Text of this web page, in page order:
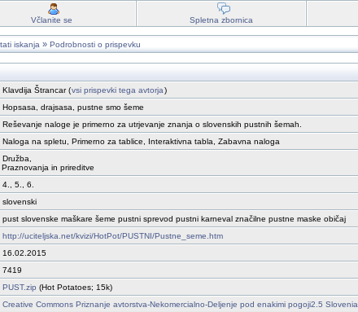
Včlanite se Spletna zbornica
iskanja » Podrobnosti o prispevku
Klavdija Štrancar (vsi prispevki tega avtorja)
Hopsasa, drajsasa, pustne smo šeme
Reševanje naloge je primerno za utrjevanje znanja o slovenskih pustnih šemah.
Naloga na spletu, Primerno za tablice, Interaktivna tabla, Zabavna naloga
Družba,
Praznovanja in prireditve
4., 5., 6.
slovenski
pust slovenske maškare šeme pustni sprevod pustni karneval značilne pustne maske običaj
http://uciteljska.net/kvizi/HotPot/PUSTNI/Pustne_seme.htm
16.02.2015
7419
PUST.zip (Hot Potatoes; 15k)
Creative Commons Priznanje avtorstva-Nekomercialno-Deljenje pod enakimi pogoji2.5 Slovenia